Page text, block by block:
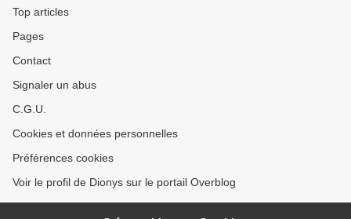
Top articles
Pages
Contact
Signaler un abus
C.G.U.
Cookies et données personnelles
Préférences cookies
Voir le profil de Dionys sur le portail Overblog